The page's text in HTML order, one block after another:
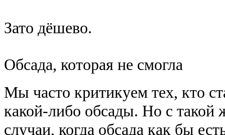
Зато дёшево.
Обсада, которая не смогла
Мы часто критикуем тех, кто
какой-либо обсады. Но с такой
случаи, когда обсада как бы